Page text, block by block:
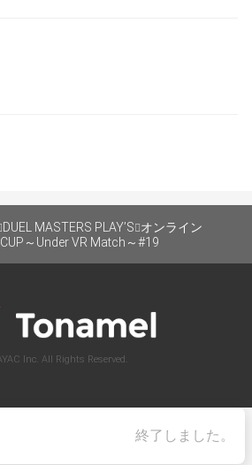
出（大会終了後上位入賞者のデッ
。ご了承ください。）
していない場合、参加することは
しても無効となります。
:spルールマッチのUnderVRMatch
リミネーション
１
ーチャーの使用禁止（VR以下限定
す。（配信によって生まれる有利不
ダム
DUEL MASTERS PLAY’S オンライン
～Under VR Match～#19
Inc. All Rights Reserved.
終了しました。